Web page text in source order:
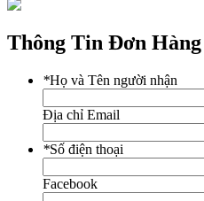
Thông Tin Đơn Hàng
*Họ và Tên người nhận
Địa chỉ Email
*Số điện thoại
Facebook